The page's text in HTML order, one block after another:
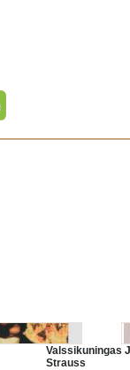
Valssikuningas
Strauss